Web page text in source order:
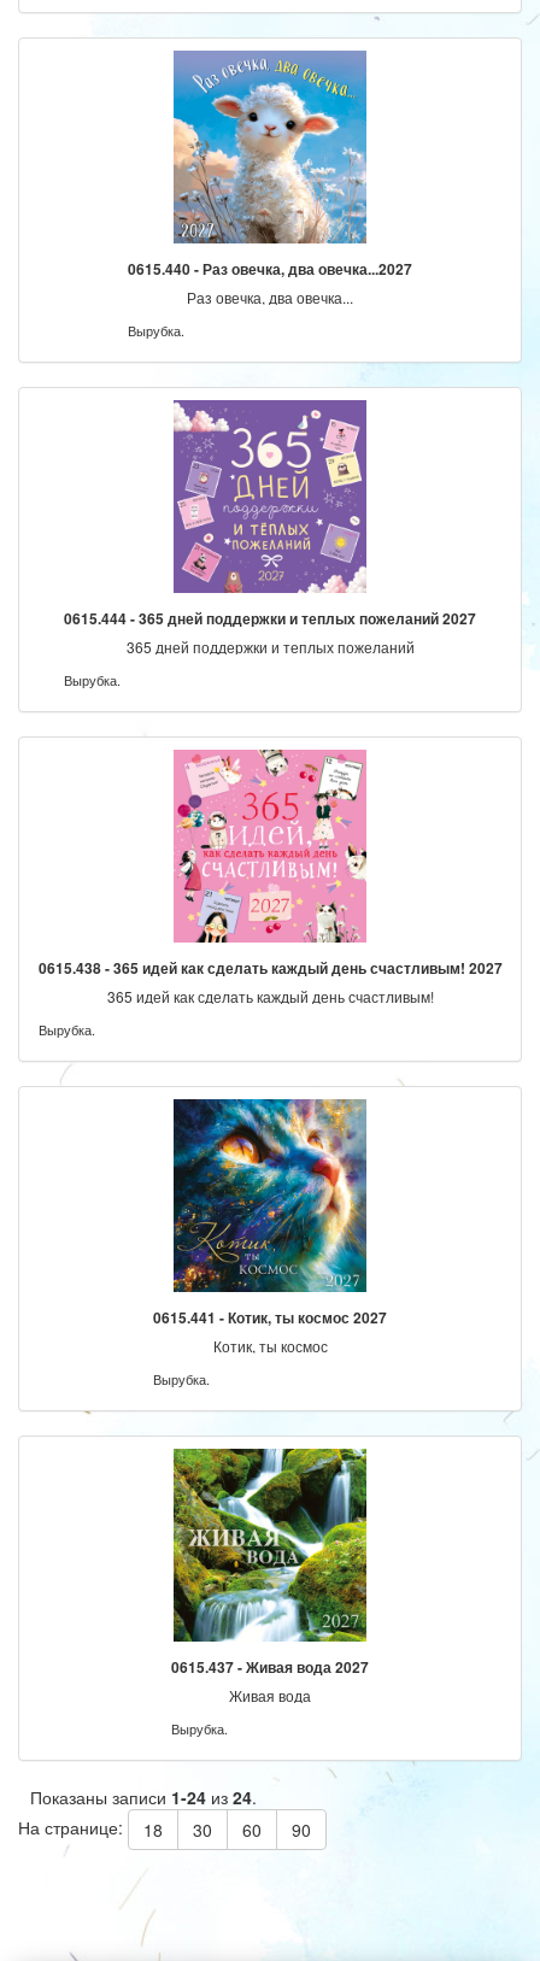
0615.440 - Раз овечка, два овечка...2027
Раз овечка, два овечка...
Вырубка.
0615.444 - 365 дней поддержки и теплых пожеланий 2027
365 дней поддержки и теплых пожеланий
Вырубка.
0615.438 - 365 идей как сделать каждый день счастливым! 2027
365 идей как сделать каждый день счастливым!
Вырубка.
0615.441 - Котик, ты космос 2027
Котик, ты космос
Вырубка.
0615.437 - Живая вода 2027
Живая вода
Вырубка.
Показаны записи 1-24 из 24.
На странице:
18 30 60 90